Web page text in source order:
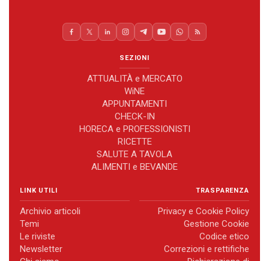
SEZIONI
ATTUALITÀ e MERCATO
WiNE
APPUNTAMENTI
CHECK-IN
HORECA e PROFESSIONISTI
RICETTE
SALUTE A TAVOLA
ALIMENTI e BEVANDE
LINK UTILI
Archivio articoli
Temi
Le riviste
Newsletter
TRASPARENZA
Privacy e Cookie Policy
Gestione Cookie
Codice etico
Correzioni e rettifiche